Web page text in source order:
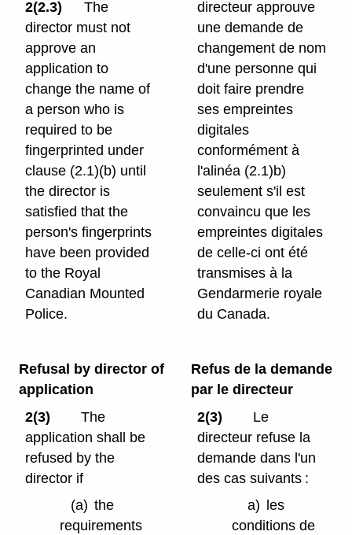
2(2.3)
The
director must not
approve an
application to
change the name of
a person who is
required to be
fingerprinted under
clause (2.1)⁠(b) until
the director is
satisfied that the
person's fingerprints
have been provided
to the Royal
Canadian Mounted
Police.
directeur approuve
une demande de
changement de nom
d'une personne qui
doit faire prendre
ses empreintes
digitales
conformément à
l'alinéa (2.1)b)
seulement s'il est
convaincu que les
empreintes digitales
de celle-ci ont été
transmises à la
Gendarmerie royale
du Canada.
Refusal by director of
application
2(3)
The
application shall be
refused by the
director if
(a) the
requirements
Refus de la demande
par le directeur
2(3)
Le
directeur refuse la
demande dans l'un
des cas suivants :
a)
les
conditions de